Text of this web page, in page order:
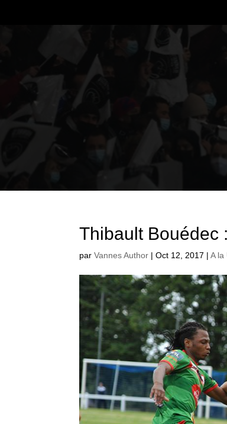
Thibault Bouédec
parVannes Author |Oct 12, 2017 |A la